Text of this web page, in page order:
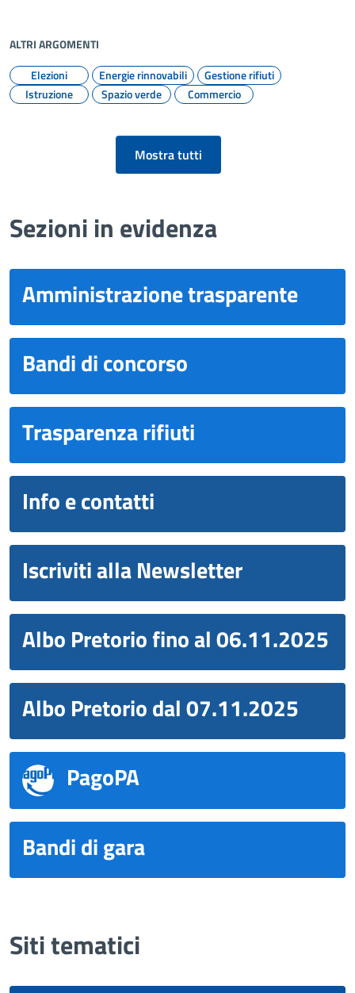
ALTRI ARGOMENTI
Elezioni
Energie rinnovabili
Gestione rifiuti
Istruzione
Spazio verde Commercio
Mostra tutti
Sezioni in evidenza
Amministrazione trasparente
Bandi di concorso
Trasparenza rifiuti
Info e contatti
Iscriviti alla Newsletter
Albo Pretorio fino al 06.11.2025
Albo Pretorio dal 07.11.2025
PagoPA
Bandi di gara
Siti tematici